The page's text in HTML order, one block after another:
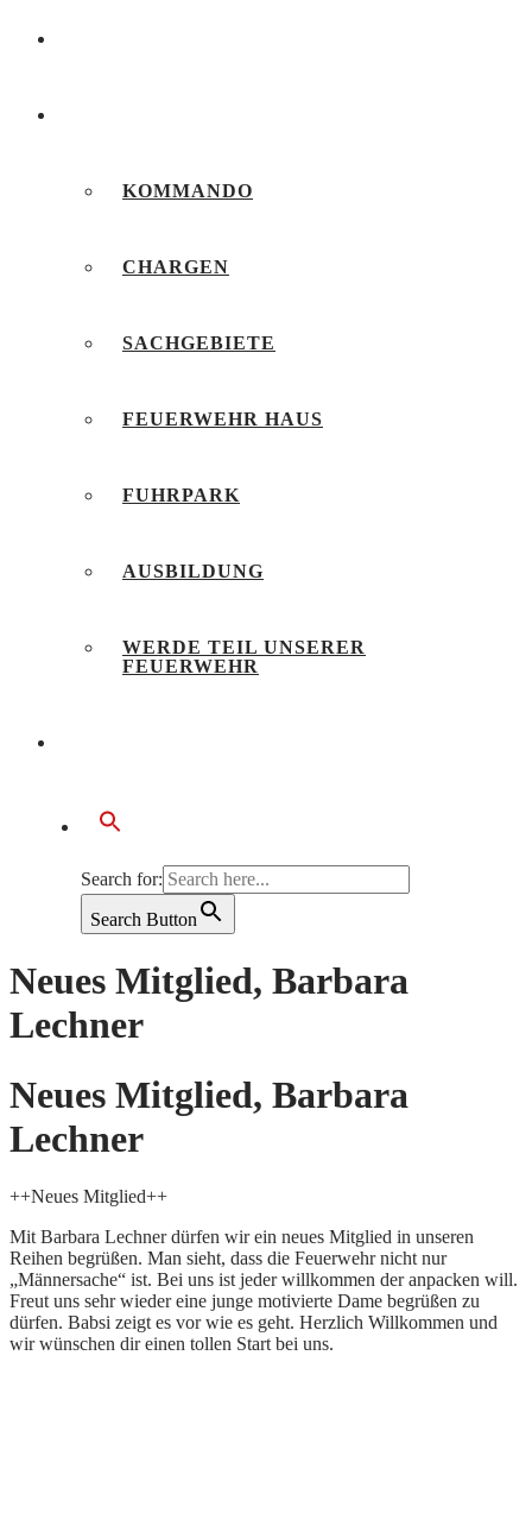
KOMMANDO
CHARGEN
SACHGEBIETE
FEUERWEHR HAUS
FUHRPARK
AUSBILDUNG
WERDE TEIL UNSERER
FEUERWEHR
Search for:
Search Button
Neues Mitglied, Barbara
Lechner
Neues Mitglied, Barbara
Lechner
++Neues Mitglied++
Mit Barbara Lechner dürfen wir ein neues Mitglied in unseren
Reihen begrüßen. Man sieht, dass die Feuerwehr nicht nur
„Männersache“ ist. Bei uns ist jeder willkommen der anpacken will.
Freut uns sehr wieder eine junge motivierte Dame begrüßen zu
dürfen. Babsi zeigt es vor wie es geht. Herzlich Willkommen und
wir wünschen dir einen tollen Start bei uns.